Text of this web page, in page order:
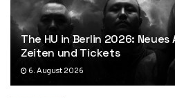
The HU in Berlin 2026: Neues
Zeiten und Tickets
6. August 2026